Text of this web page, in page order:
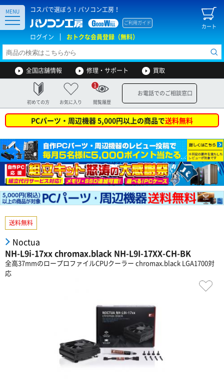
コスパで選ぼう！パソコン工房！
カート
ご利用ガイド
ログイン おトクな会員登録（無料）
MENU
全国店舗情報 修理・サポート 買取
初めての方 お気に入り 閲覧履歴
1
お電話でのご相談窓口
PCパーツ・周辺機器 5,000円以上の商品で送料無料
送料無料
Noctua
NH-L9i-17xx chromax.black NH-L9I-17XX-CH-BK
全高37mmのロープロファイルCPUクーラー chromax.black LGA1700対
応